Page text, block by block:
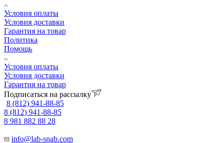
Условия оплаты
Условия доставки
Гарантия на товар
Политика
Помощь
Условия оплаты
Условия доставки
Гарантия на товар
Подписаться на рассылку
8 (812) 941-88-85
8 (812) 941-88-85
8 981 882 88 28
info@lab-snab.com